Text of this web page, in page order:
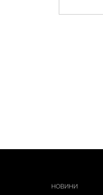
НОВИНИ